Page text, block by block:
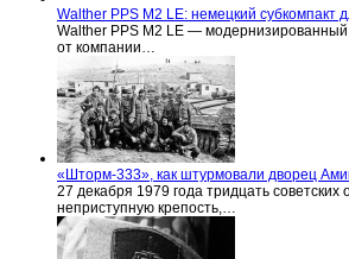
Walther PPS M2 LE: немецкий субкомпакт
Walther PPS M2 LE — модернизированный
от компании…
«Шторм-333», как штурмовали дворец
27 декабря 1979 года тридцать
неприступную крепость,…